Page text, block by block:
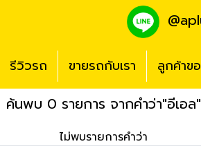
รีวิวรถ ขายรถกับเรา ลูกค้าข
ค้นพบ 0 รายการ จากคำว่า"อีเอล"
ไม่พบรายการคำว่า